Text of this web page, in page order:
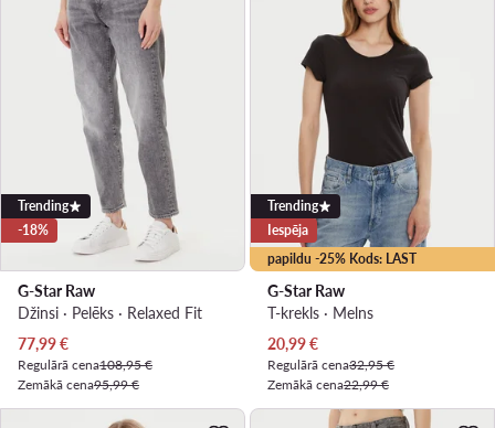
Trending
-18%
G-Star Raw
Džinsi · Pelēks · Relaxed Fit
Pašreizējā cena
77,99€
Regulārā cena108,95 €
Zemākā cena95,99 €
papildu -25% Kods: LAST
Trending
Iespēja
G-Star Raw
T-krekls · Melns
Pašreizējā cena
20,99€
Regulārā cena32,95 €
Zemākā cena22,99 €